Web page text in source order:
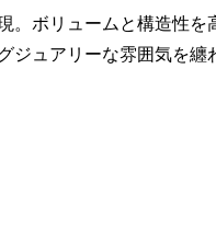
。ボリュームと構造性を
ジュアリーな雰囲気を纏